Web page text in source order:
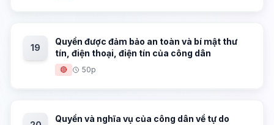
19
Quyền được đảm bảo an toàn và bí mật thư
tín, điện thoại, điện tín của công dân
🔴 50p
Quyền và nghĩa vụ của công dân về tự do